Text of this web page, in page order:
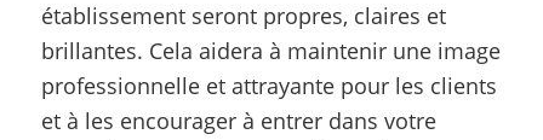
établissement seront propres, claires et
brillantes. Cela aidera à maintenir une image
professionnelle et attrayante pour les clients
et à les encourager à entrer dans votre